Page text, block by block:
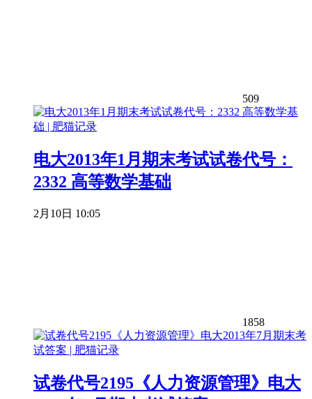
509
电大2013年1月期末考试试卷代号：
2332 高等数学基础
2月10日 10:05
1858
试卷代号2195《人力资源管理》电大